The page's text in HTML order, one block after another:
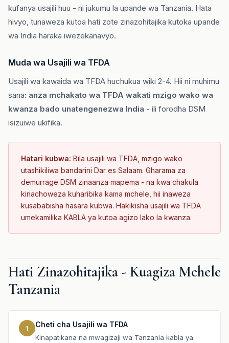
kufanya usajili huu - ni jukumu la upande wa Tanzania. Hata
hivyo, tunaweza kutoa hati zote zinazohitajika kutoka upande
wa India haraka iwezekanavyo.
Muda wa Usajili wa TFDA
Usajili wa kawaida wa TFDA huchukua wiki 2-4. Hii ni muhimu
sana: anza mchakato wa TFDA wakati mzigo wako wa
kwanza bado unatengenezwa India - ili forodha DSM
isizuiwe ukifika.
Hatari kubwa: Bila usajili wa TFDA, mzigo wako
utashikiliwa bandarini Dar es Salaam. Gharama za
demurrage DSM zinaanza mapema - na kwa chakula
kinachoweza kuharibika kama mchele, hii inaweza
kusababisha hasara kubwa. Hakikisha usajili wa TFDA
umekamilika KABLA ya kutoa agizo lako la kwanza.
Hati Zinazohitajika - Kuagiza Mchele
Tanzania
1 Cheti cha Usajili wa TFDA
Kinapatikana na mwagizaji wa Tanzania kabla ya